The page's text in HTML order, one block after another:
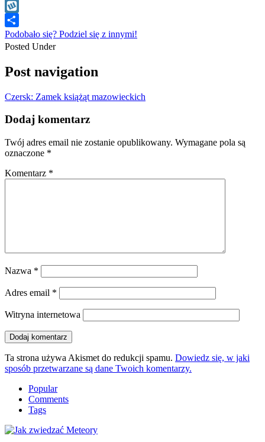
WhatsApp
Wykop
Podobało się? Podziel się z innymi!
Posted Under
Post navigation
Czersk: Zamek książąt mazowieckich
Dodaj komentarz
Twój adres email nie zostanie opublikowany. Wymagane pola są
oznaczone *
Komentarz *
Nazwa *
Adres email *
Witryna internetowa
Ta strona używa Akismet do redukcji spamu. Dowiedz się, w jaki
sposób przetwarzane są dane Twoich komentarzy.
Popular
Comments
Tags